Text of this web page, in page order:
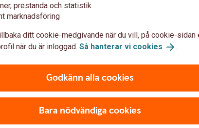
hur mycket du kan låna för att köpa
skulder
bostad
prestanda och statistik
marknadsföring
ditt cookie-medgivande när du vill, på cookie-sidan
när du är inloggad. Så hanterar vi cookies .
Godkänn alla cookies
Bara nödvändiga cookies